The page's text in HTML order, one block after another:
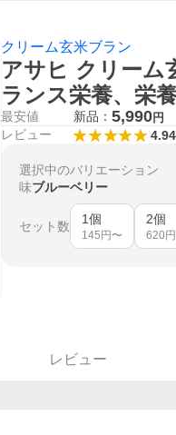
クリーム玄米ブラン
アサヒ クリーム
ランス栄養、栄
最安値 新品： 5,990円
レビュー 4.94
選択中のバリエーション
味ブルーベリー
セット数 1個
145 円〜
2個
620
レビュー